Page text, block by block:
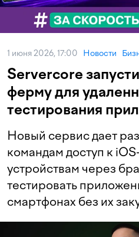
1 июня 2026, 17:00 Новости
Servercore
ферму для
тестирования
Новый сервис дает
командам доступ к
устройствам через
тестировать
смартфонах без их